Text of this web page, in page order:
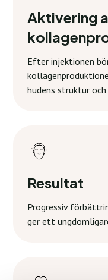
Aktivering
Efter injektionen
hudens struktur
Resultat
Progressiv
ger ett